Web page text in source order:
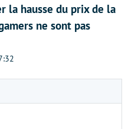
la hausse du prix de la
ne sont pas